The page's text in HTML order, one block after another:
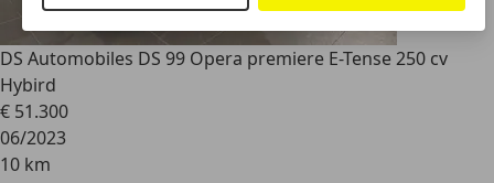
DS Automobiles DS 99 Opera premiere E-Tense 250 cv
Hybird
€ 51.300
06/2023
10 km